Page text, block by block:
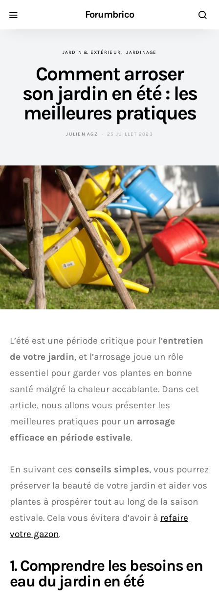
Forumbrico
JARDIN & EXTÉRIEUR JARDINAGE
Comment arroser
son jardin en été : les
meilleures pratiques
JULIEN AGZ 25 JUILLET 2023
L’été est une période critique pour l’entretien
de votre jardin, et l’arrosage joue un rôle
essentiel pour garder vos plantes en bonne
santé malgré la chaleur accablante. Dans cet
article, nous allons vous présenter les
meilleures pratiques pour un arrosage
efficace en période estivale.
En suivant ces conseils simples, vous pourrez
préserver la beauté de votre jardin et aider vos
plantes à prospérer tout au long de la saison
estivale. Cela vous évitera d’avoir à refaire
votre gazon.
1. Comprendre les besoins en
eau du jardin en été